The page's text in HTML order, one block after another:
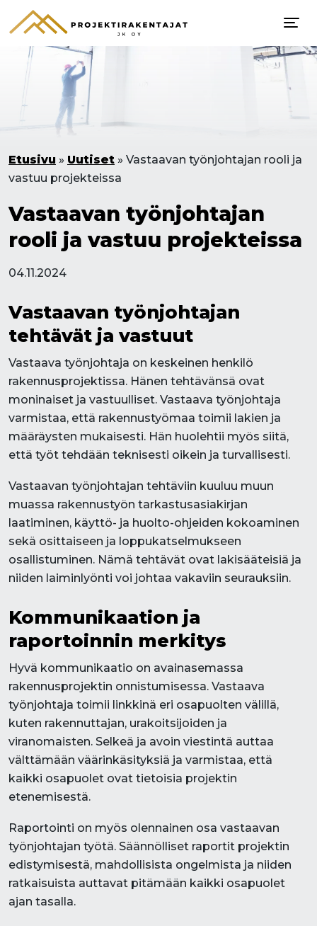
Etusivu » Uutiset » Vastaavan työnjohtajan rooli ja
vastuu projekteissa
Vastaavan työnjohtajan
rooli ja vastuu projekteissa
04.11.2024
Vastaavan työnjohtajan
tehtävät ja vastuut
Vastaava työnjohtaja on keskeinen henkilö
rakennusprojektissa. Hänen tehtävänsä ovat
moninaiset ja vastuulliset. Vastaava työnjohtaja
varmistaa, että rakennustyömaa toimii lakien ja
määräysten mukaisesti. Hän huolehtii myös siitä,
että työt tehdään teknisesti oikein ja turvallisesti.
Vastaavan työnjohtajan tehtäviin kuuluu muun
muassa rakennustyön tarkastusasiakirjan
laatiminen, käyttö- ja huolto-ohjeiden kokoaminen
sekä osittaiseen ja loppukatselmukseen
osallistuminen. Nämä tehtävät ovat lakisääteisiä ja
niiden laiminlyönti voi johtaa vakaviin seurauksiin.
Kommunikaation ja
raportoinnin merkitys
Hyvä kommunikaatio on avainasemassa
rakennusprojektin onnistumisessa. Vastaava
työnjohtaja toimii linkkinä eri osapuolten välillä,
kuten rakennuttajan, urakoitsijoiden ja
viranomaisten. Selkeä ja avoin viestintä auttaa
välttämään väärinkäsityksiä ja varmistaa, että
kaikki osapuolet ovat tietoisia projektin
etenemisestä.
Raportointi on myös olennainen osa vastaavan
työnjohtajan työtä. Säännölliset raportit projektin
edistymisestä, mahdollisista ongelmista ja niiden
ratkaisuista auttavat pitämään kaikki osapuolet
ajan tasalla.